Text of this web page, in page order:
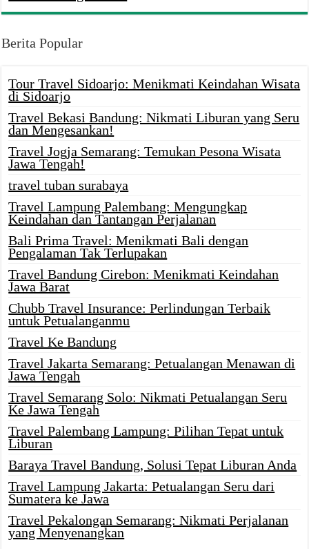
Berita Popular
Tour Travel Sidoarjo: Menikmati Keindahan Wisata
di Sidoarjo
Travel Bekasi Bandung: Nikmati Liburan yang Seru
dan Mengesankan!
Travel Jogja Semarang: Temukan Pesona Wisata
Jawa Tengah!
travel tuban surabaya
Travel Lampung Palembang: Mengungkap
Keindahan dan Tantangan Perjalanan
Bali Prima Travel: Menikmati Bali dengan
Pengalaman Tak Terlupakan
Travel Bandung Cirebon: Menikmati Keindahan
Jawa Barat
Chubb Travel Insurance: Perlindungan Terbaik
untuk Petualanganmu
Travel Ke Bandung
Travel Jakarta Semarang: Petualangan Menawan di
Jawa Tengah
Travel Semarang Solo: Nikmati Petualangan Seru
Ke Jawa Tengah
Travel Palembang Lampung: Pilihan Tepat untuk
Liburan
Baraya Travel Bandung, Solusi Tepat Liburan Anda
Travel Lampung Jakarta: Petualangan Seru dari
Sumatera ke Jawa
Travel Pekalongan Semarang: Nikmati Perjalanan
yang Menyenangkan